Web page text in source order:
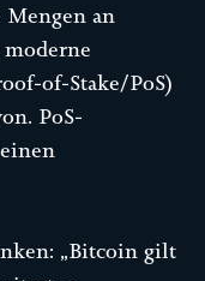
an
of-Stake/PoS)
PoS-
„Bitcoin gilt